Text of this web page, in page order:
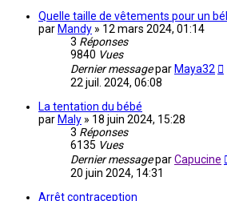
Quelle taille de vêtements pour un
par Mandy » 12 mars 2024, 01:14
3 Réponses
9840 Vues
Dernier messagepar Maya32
22 juil. 2024, 06:08
La tentation du bébé
par Maly » 18 juin 2024, 15:28
3 Réponses
6135 Vues
Dernier messageparCapucine
20 juin 2024, 14:31
Arrêt contraception